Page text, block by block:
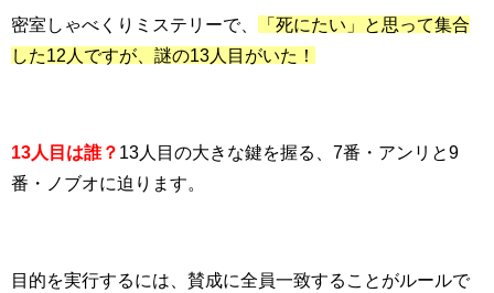
密室しゃべくりミステリーで、
「死にたい」と思って集合
した12人ですが、謎の13人目がいた！
13人目は誰？ 13人目の大きな鍵を握る、7番・アンリと9
番・ノブオに迫ります。
目的を実行するには、賛成に全員一致することがルールで